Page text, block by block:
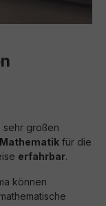
sehr großen
für die
erfahrbar.
können